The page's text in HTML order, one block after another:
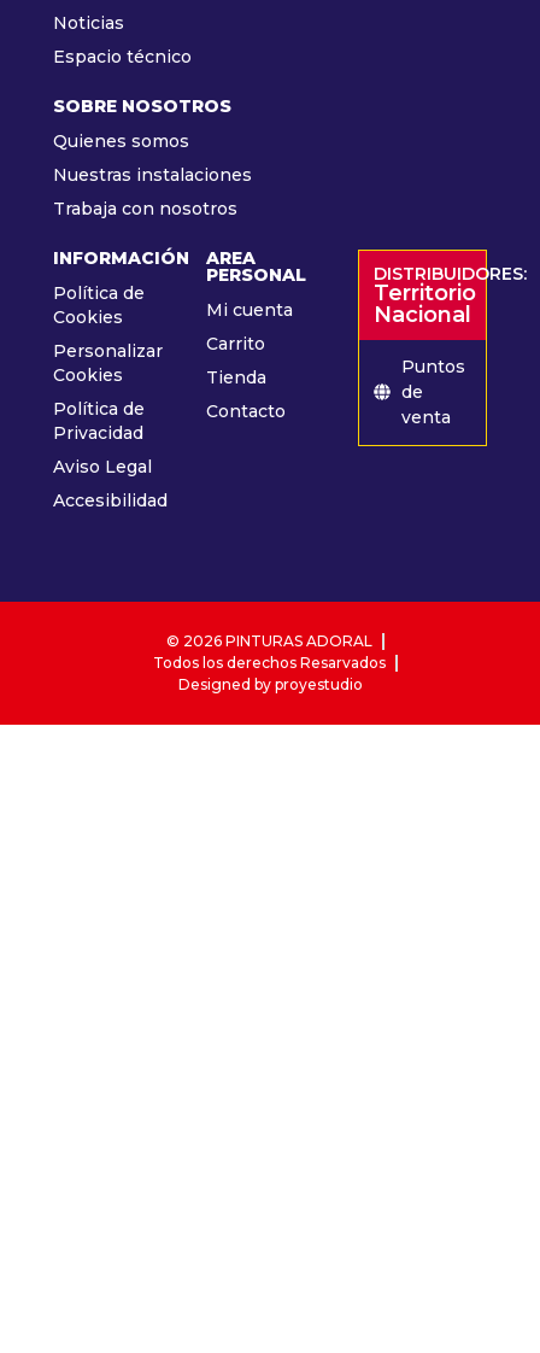
Noticias
Espacio técnico
SOBRE NOSOTROS
Quienes somos
Nuestras instalaciones
Trabaja con nosotros
INFORMACIÓN
Política de
Cookies
Personalizar
Cookies
Política de
Privacidad
Aviso Legal
Accesibilidad
AREA
PERSONAL
Mi cuenta
Carrito
Tienda
Contacto
DISTRIBUIDORES:
Territorio
Nacional
Puntos
de
venta
© 2026 PINTURAS ADORAL
Todos los derechos Resarvados
Designed by proyestudio